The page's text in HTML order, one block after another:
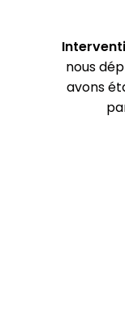
nous
avons